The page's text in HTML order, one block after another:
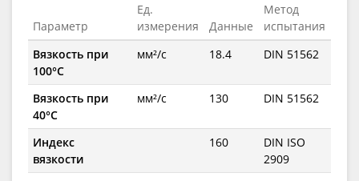
Параметр
Ед.
измерения
Данные
Метод
испытания
Вязкость при
100°C
мм²/с 18.4 DIN 51562
Вязкость при
40°C
мм²/с 130 DIN 51562
Индекс
вязкости
160
DIN ISO
2909